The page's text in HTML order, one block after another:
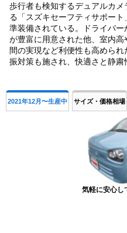
歩行者も検知するデュアルカ
る「スズキセーフティサポー
準装備されている。ドライバ
が豊富に用意された他、室内
間の実現など利便性も高めら
振対策も施され、快適さと静粛
2021年12月〜生産中 サイズ・価格相場
気軽に安心し